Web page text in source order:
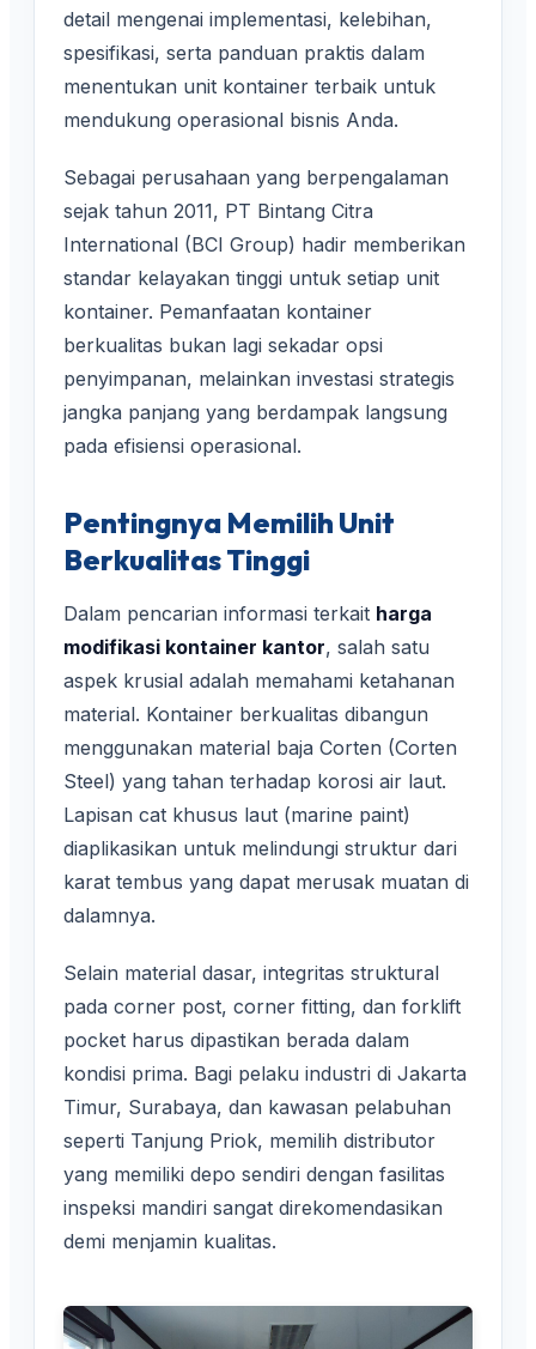
detail mengenai implementasi, kelebihan,
spesifikasi, serta panduan praktis dalam
menentukan unit kontainer terbaik untuk
mendukung operasional bisnis Anda.
Sebagai perusahaan yang berpengalaman
sejak tahun 2011, PT Bintang Citra
International (BCI Group) hadir memberikan
standar kelayakan tinggi untuk setiap unit
kontainer. Pemanfaatan kontainer
berkualitas bukan lagi sekadar opsi
penyimpanan, melainkan investasi strategis
jangka panjang yang berdampak langsung
pada efisiensi operasional.
Pentingnya Memilih Unit
Berkualitas Tinggi
Dalam pencarian informasi terkait harga
modifikasi kontainer kantor, salah satu
aspek krusial adalah memahami ketahanan
material. Kontainer berkualitas dibangun
menggunakan material baja Corten (Corten
Steel) yang tahan terhadap korosi air laut.
Lapisan cat khusus laut (marine paint)
diaplikasikan untuk melindungi struktur dari
karat tembus yang dapat merusak muatan di
dalamnya.
Selain material dasar, integritas struktural
pada corner post, corner fitting, dan forklift
pocket harus dipastikan berada dalam
kondisi prima. Bagi pelaku industri di Jakarta
Timur, Surabaya, dan kawasan pelabuhan
seperti Tanjung Priok, memilih distributor
yang memiliki depo sendiri dengan fasilitas
inspeksi mandiri sangat direkomendasikan
demi menjamin kualitas.